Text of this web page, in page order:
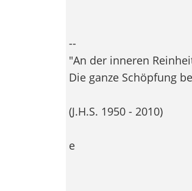
--
"An der inneren
Die ganze Schöpfung
(J.H.S. 1950 - 2010)
e